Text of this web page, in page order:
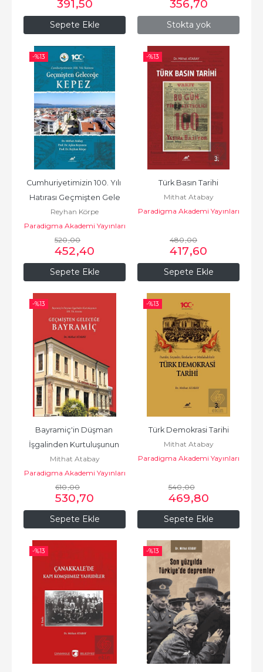
Sepete Ekle
391 ,50
Stokta yok
356,70
-%13
Sepete Ekle
Cumhuriyetimizin 100. Yılı
Hatırası Geçmişten Gele
Reyhan Körpe
Paradigma Akademi Yayınları
520,00
452,40
-%13
Sepete Ekle
Türk Basın Tarihi
Mithat Atabay
Paradigma Akademi Yayınları
480,00
417,60
-%13
Sepete Ekle
Bayramiç'in Düşman
İşgalinden Kurtuluşunun
100. Yı
Mithat Atabay
Paradigma Akademi Yayınları
610,00
530,70
-%13
Sepete Ekle
Türk Demokrasi Tarihi
Mithat Atabay
Paradigma Akademi Yayınları
540,00
469,80
-%13 -%13